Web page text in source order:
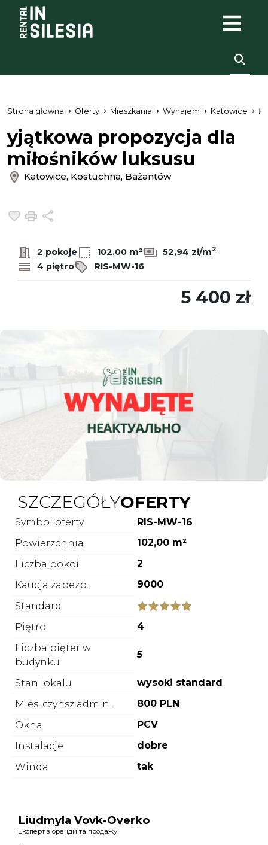
Strona główna Oferty Mieszkania Wynajem Katowice
yjątkowa propozycja dla
miłośników luksusu
Katowice, Kostuchna, Bażantów
Dodaj do ulubionych
Drukuj
2 pokoje 102.00 m² 52,94 zł/m2
4 piętro RIS-MW-16
5 400 zł
SZCZEGÓŁYOFERTY
Symbol oferty
RIS-MW-16
Powierzchnia
102,00 m²
Liczba pokoi
2
Kaucja zabezp.
9000
Standard
Piętro
4
Liczba pięter w
budynku
5
Stan lokalu
wysoki standard
Mies. czynsz admin.
800 PLN
Okna
PCV
Instalacje
dobre
Winda
tak
Liudmyla Vovk-Overko
Експерт з оренди та продажу